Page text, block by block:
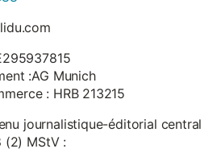
:AG Munich
: HRB 213215
journalistique-éditorial central
(2) MStV :